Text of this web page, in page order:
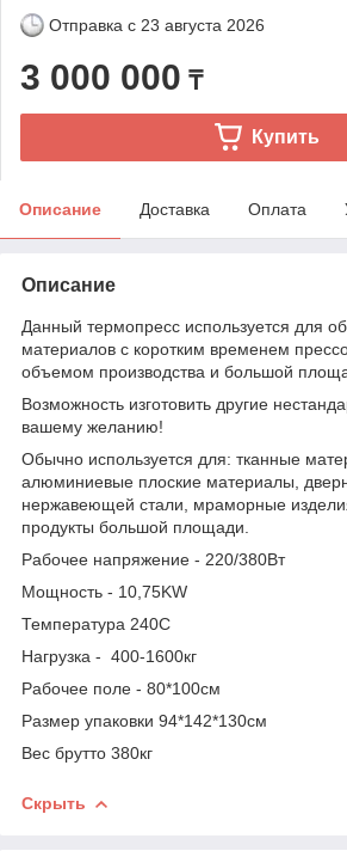
Отправка с 23 августа 2026
3 000 000 ₸
Купить
Описание Доставка Оплата
Описание
Данный термопресс используется для
материалов с коротким временем
объемом производства и большой
Возможность изготовить другие
вашему желанию!
Обычно используется для: тканные
алюминиевые плоские материалы,
нержавеющей стали, мраморные
продукты большой площади.
Рабочее напряжение - 220/380Вт
Мощность - 10,75KW
Температура 240С
Нагрузка - 400-1600кг
Рабочее поле - 80*100см
Размер упаковки 94*142*130см
Вес брутто 380кг
Скрыть